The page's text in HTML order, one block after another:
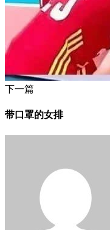
下一篇
带口罩的女排